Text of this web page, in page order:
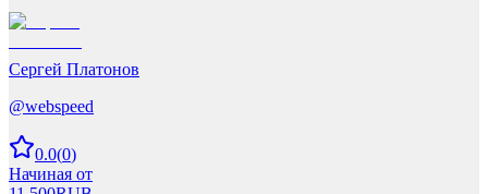
Сергей Платонов
@webspeed
0.0(0)
Начиная от